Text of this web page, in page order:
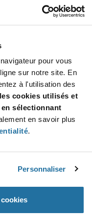
pour vous
sur notre site. En
à l'utilisation des
cookies utilisés et
sélectionnant
en savoir plus
.
Personnaliser
: $8.19 (USD)
650MHZ 448LFBGA
More
Info
Increase
Button
Decrease
3.3 V 800 MHz 32-Bit Automotive
Processor-MAPBGA-624
Increase
Button
Decrease